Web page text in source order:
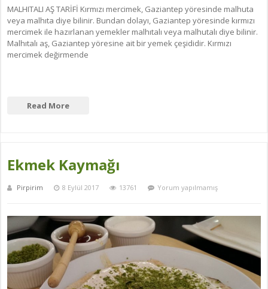
MALHITALI AŞ TARİFİ Kırmızı mercimek, Gaziantep yöresinde malhuta
veya malhıta diye bilinir. Bundan dolayı, Gaziantep yöresinde kırmızı
mercimek ile hazırlanan yemekler malhıtalı veya malhutalı diye bilinir.
Malhıtalı aş, Gaziantep yöresine ait bir yemek çeşididir. Kırmızı
mercimek değirmende
Read More
Ekmek Kaymağı
Pirpirim 8 Eylül 2017 13761 Yorum yapılmamış